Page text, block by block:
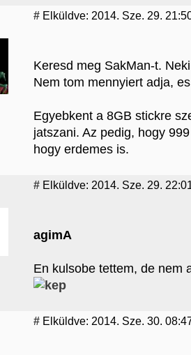
# Elküldve: 2014. Sze. 29.
Keresd meg SakMan-t.
Nem tom mennyiert adja,
Egyebkent a 8GB stickre
jatszani. Az pedig, hogy
hogy erdemes is.
# Elküldve: 2014. Sze. 29.
agimA
En kulsobe tettem, de nem
# Elküldve: 2014. Sze. 30.